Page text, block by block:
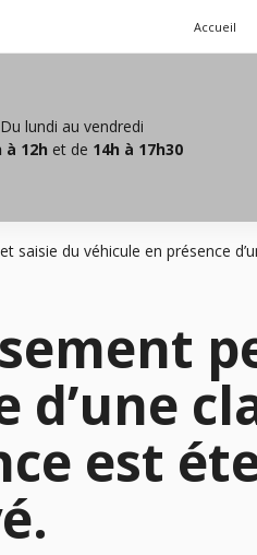
Accueil
Du lundi au vendredi
à 12h et de 14h à 17h30
saisie du véhicule en présence
est